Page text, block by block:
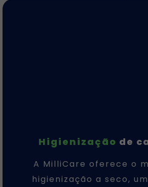
Higienização de
A MilliCare oferece o
higienização a seco,